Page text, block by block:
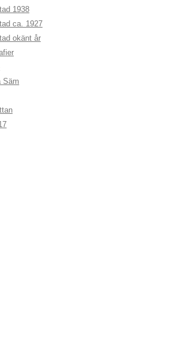
1938
ca. 1927
okänt år
Säm